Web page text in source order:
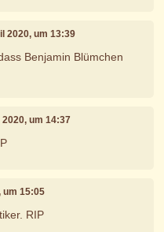
2020, um 13:39
Benjamin Blümchen
2020, um 14:37
um 15:05
RIP